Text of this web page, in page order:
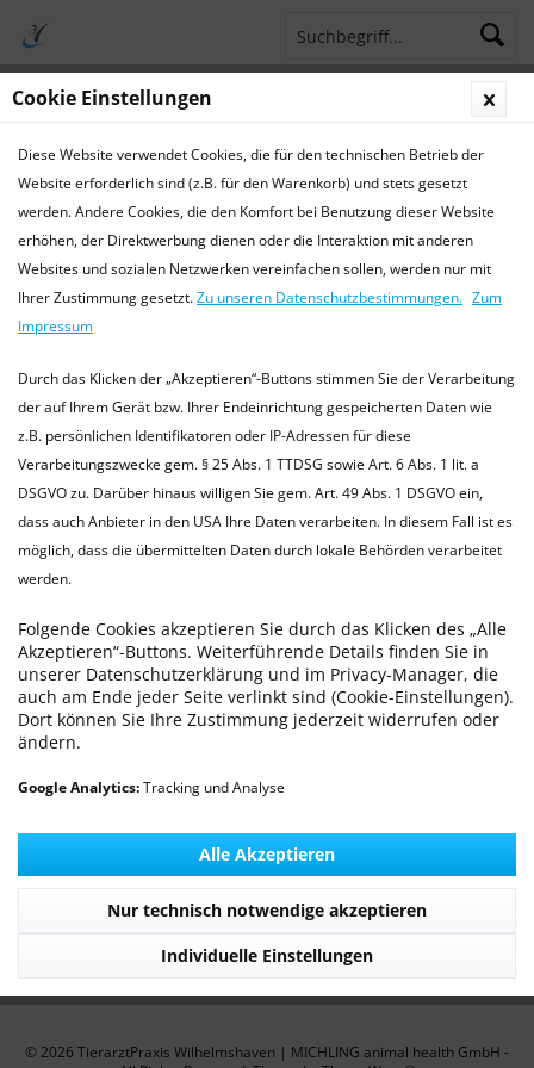
Terminsprechstunde Service Hotline 04421 773770
Amphibien
Amphibien
die sich nur in Gewässern fortpflanzen können:...mehr
erfahren »
Newsletter
WILLKOMMEN - Die TierarztPraxis Wilhelmshaven
stellt sich vor
Praxis Service
Informationen
Unsere Communitys
Unsere Zahlungsarten
© 2026 TierarztPraxis Wilhelmshaven | MICHLING animal health GmbH -
Cookie Einstellungen
Diese Website verwendet Cookies, die für den technischen Betrieb der
Website erforderlich sind (z.B. für den Warenkorb) und stets gesetzt
werden. Andere Cookies, die den Komfort bei Benutzung dieser Website
erhöhen, der Direktwerbung dienen oder die Interaktion mit anderen
Websites und sozialen Netzwerken vereinfachen sollen, werden nur mit
Ihrer Zustimmung gesetzt.Zu unseren Datenschutzbestimmungen. Zum
Impressum
Durch das Klicken der „Akzeptieren“-Buttons stimmen Sie der Verarbeitung
der auf Ihrem Gerät bzw. Ihrer Endeinrichtung gespeicherten Daten wie
z.B. persönlichen Identifikatoren oder IP-Adressen für diese
Verarbeitungszwecke gem. § 25 Abs. 1 TTDSG sowie Art. 6 Abs. 1 lit. a
DSGVO zu. Darüber hinaus willigen Sie gem. Art. 49 Abs. 1 DSGVO ein,
dass auch Anbieter in den USA Ihre Daten verarbeiten. In diesem Fall ist es
möglich, dass die übermittelten Daten durch lokale Behörden verarbeitet
werden.
Folgende Cookies akzeptieren Sie durch das Klicken des „Alle
Akzeptieren“-Buttons. Weiterführende Details finden Sie in
unserer Datenschutzerklärung und im Privacy-Manager, die
auch am Ende jeder Seite verlinkt sind (Cookie-Einstellungen).
Dort können Sie Ihre Zustimmung jederzeit widerrufen oder
ändern.
Google Analytics:Tracking und Analyse
Individuelle Einstellungen
Nur technisch notwendige akzeptieren
Alle Akzeptieren